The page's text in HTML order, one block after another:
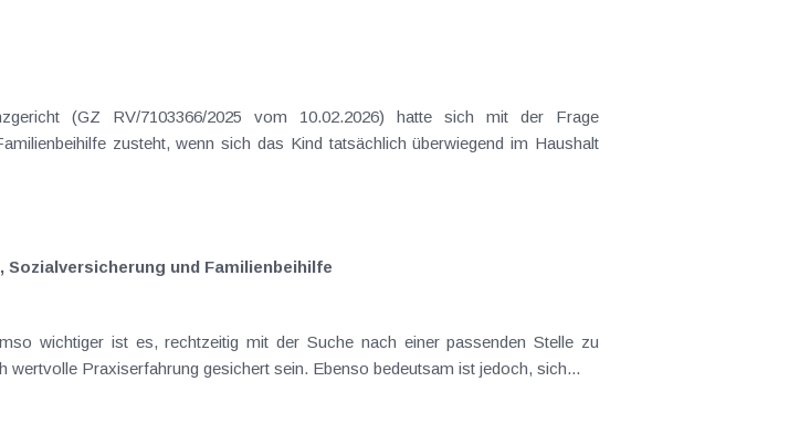
zusteht, wenn sich das Kind tatsächlich überwiegend im Haushalt
und Familienbeihilfe
wichtiger ist es, rechtzeitig mit der Suche nach einer passenden Stelle zu
Praxiserfahrung gesichert sein. Ebenso bedeutsam ist jedoch, sich...